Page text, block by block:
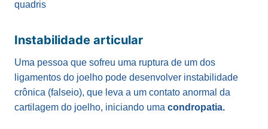
quadris
Instabilidade articular
Uma pessoa que sofreu uma ruptura de um dos
ligamentos do joelho pode desenvolver instabilidade
crônica (falseio), que leva a um contato anormal da
cartilagem do joelho, iniciando uma condropatia.